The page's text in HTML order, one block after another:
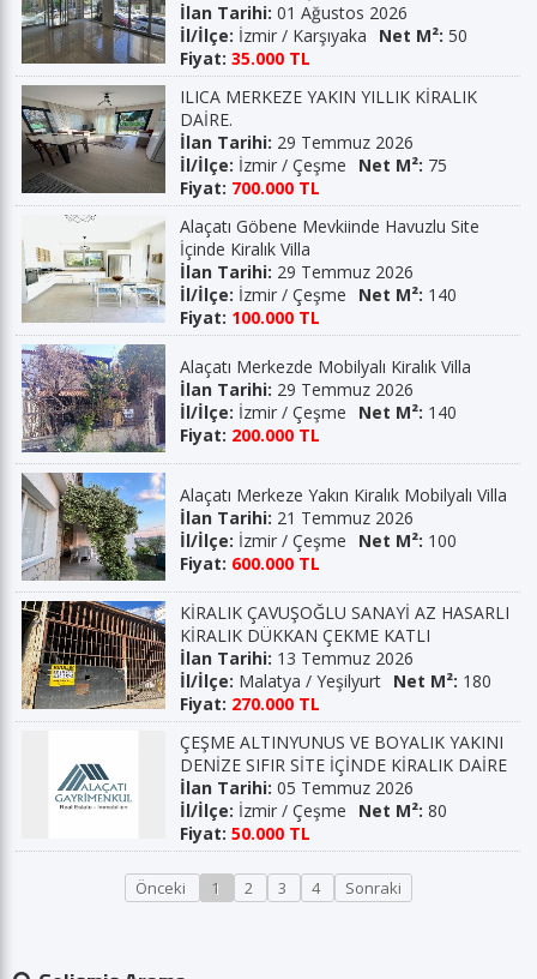
İlan Tarihi: 01 Ağustos 2026
İl/İlçe: İzmir / Karşıyaka Net M²: 50
Fiyat: 35.000 TL
ILICA MERKEZE YAKIN YILLIK KİRALIK
DAİRE.
İlan Tarihi: 29 Temmuz 2026
İl/İlçe: İzmir / Çeşme Net M²: 75
Fiyat: 700.000 TL
Alaçatı Göbene Mevkiinde Havuzlu Site
İçinde Kiralık Villa
İlan Tarihi: 29 Temmuz 2026
İl/İlçe: İzmir / Çeşme Net M²: 140
Fiyat: 100.000 TL
Alaçatı Merkezde Mobilyalı Kiralık Villa
İlan Tarihi: 29 Temmuz 2026
İl/İlçe: İzmir / Çeşme Net M²: 140
Fiyat: 200.000 TL
Alaçatı Merkeze Yakın Kiralık Mobilyalı Villa
İlan Tarihi: 21 Temmuz 2026
İl/İlçe: İzmir / Çeşme Net M²: 100
Fiyat: 600.000 TL
KİRALIK ÇAVUŞOĞLU SANAYİ AZ HASARLI
KİRALIK DÜKKAN ÇEKME KATLI
İlan Tarihi: 13 Temmuz 2026
İl/İlçe: Malatya / Yeşilyurt Net M²: 180
Fiyat: 270.000 TL
ÇEŞME ALTINYUNUS VE BOYALIK YAKINI
DENİZE SIFIR SİTE İÇİNDE KİRALIK DAİRE
İlan Tarihi: 05 Temmuz 2026
İl/İlçe: İzmir / Çeşme Net M²: 80
Fiyat: 50.000 TL
Önceki 1 2 3 4 Sonraki